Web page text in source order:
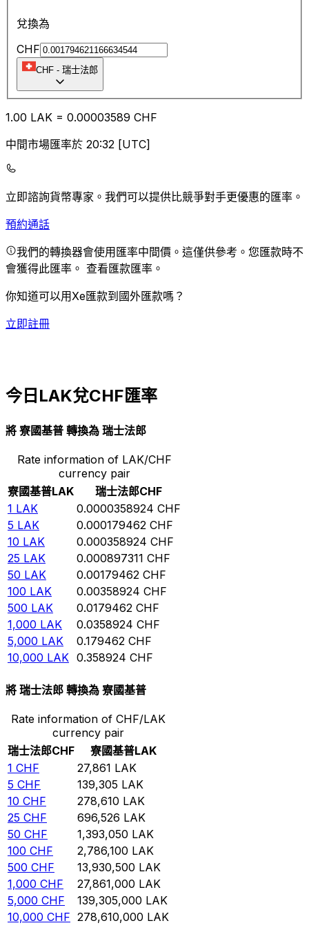
兌換為
CHF
CHF - 瑞士法郎
1.00 LAK = 0.00003589 CHF
中間市場匯率於 20:32 [UTC]
立即諮詢貨幣專家。 我們可以提供比競爭對手更優惠的匯率。
預約通話
我們的轉換器會使用匯率中間價。這僅供參考。您匯款時不
會獲得此匯率。 查看匯款匯率。
你知道可以用Xe匯款到國外匯款嗎？
立即註冊
今日LAK兌CHF匯率
將 寮國基普 轉換為 瑞士法郎
Rate information of LAK/CHF
currency pair
寮國基普LAK 瑞士法郎CHF
1 LAK 0.0000358924 CHF
5 LAK 0.000179462 CHF
10 LAK 0.000358924 CHF
25 LAK 0.000897311 CHF
50 LAK 0.00179462 CHF
100 LAK 0.00358924 CHF
500 LAK 0.0179462 CHF
1,000 LAK 0.0358924 CHF
5,000 LAK 0.179462 CHF
10,000 LAK 0.358924 CHF
將 瑞士法郎 轉換為 寮國基普
Rate information of CHF/LAK
currency pair
瑞士法郎CHF 寮國基普LAK
1 CHF 27,861 LAK
5 CHF 139,305 LAK
10 CHF 278,610 LAK
25 CHF 696,526 LAK
50 CHF 1,393,050 LAK
100 CHF 2,786,100 LAK
500 CHF 13,930,500 LAK
1,000 CHF 27,861,000 LAK
5,000 CHF 139,305,000 LAK
10,000 CHF 278,610,000 LAK